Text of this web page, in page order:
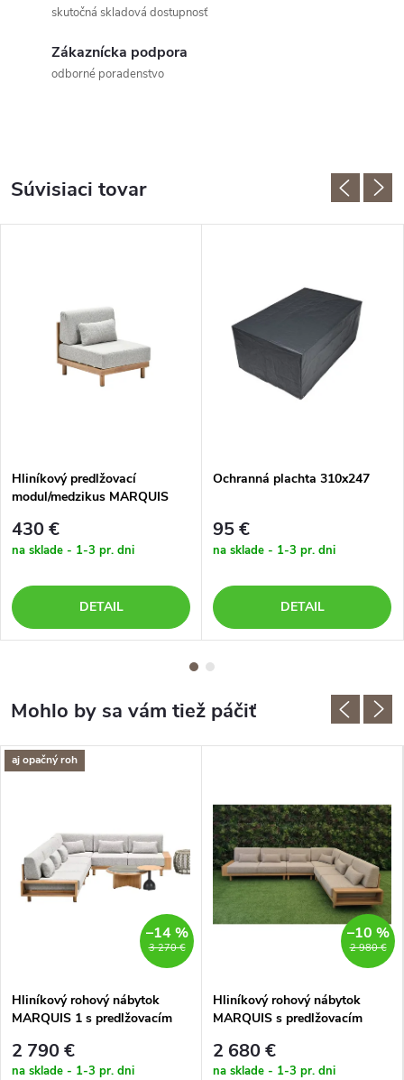
skutočná skladová dostupnosť
Zákaznícka podpora
odborné poradenstvo
Súvisiaci tovar
Hliníkový predlžovací
modul/medzikus MARQUIS
430 €
na sklade - 1-3 pr. dni
DETAIL
Ochranná plachta 310x247
95 €
na sklade - 1-3 pr. dni
DETAIL
aj opačný roh
3 270 €
–14 %
Hliníkový rohový nábytok
MARQUIS 1 s predlžovacím
2 790 €
na sklade - 1-3 pr. dni
2 980 €
–10 %
Hliníkový rohový nábytok
MARQUIS s predlžovacím
2 680 €
na sklade - 1-3 pr. dni